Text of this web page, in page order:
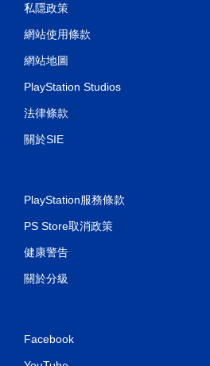
私隱政策
網站使用條款
網站地圖
PlayStation Studios
法律條款
關於SIE
PlayStation服務條款
PS Store取消政策
健康警告
關於分級
Facebook